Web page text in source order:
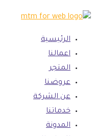
الرئيسية
اعمالنا
المتجر
عروضنا
عن الشركة
خدماتنا
المدونة